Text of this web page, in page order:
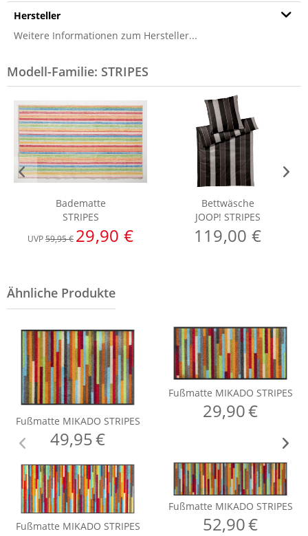
Hersteller
Weitere Informationen zum Hersteller...
Modell-Familie: STRIPES
Badematte
STRIPES
UVP59,95 € 29,90 €
Bettwäsche
JOOP! STRIPES
119,00 €